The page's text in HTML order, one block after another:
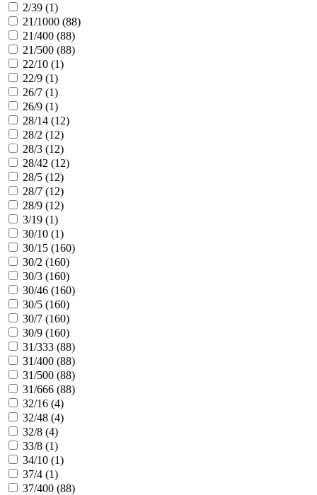
2/39 (1)
21/1000 (88)
21/400 (88)
21/500 (88)
22/10 (1)
22/9 (1)
26/7 (1)
26/9 (1)
28/14 (12)
28/2 (12)
28/3 (12)
28/42 (12)
28/5 (12)
28/7 (12)
28/9 (12)
3/19 (1)
30/10 (1)
30/15 (160)
30/2 (160)
30/3 (160)
30/46 (160)
30/5 (160)
30/7 (160)
30/9 (160)
31/333 (88)
31/400 (88)
31/500 (88)
31/666 (88)
32/16 (4)
32/48 (4)
32/8 (4)
33/8 (1)
34/10 (1)
37/4 (1)
37/400 (88)